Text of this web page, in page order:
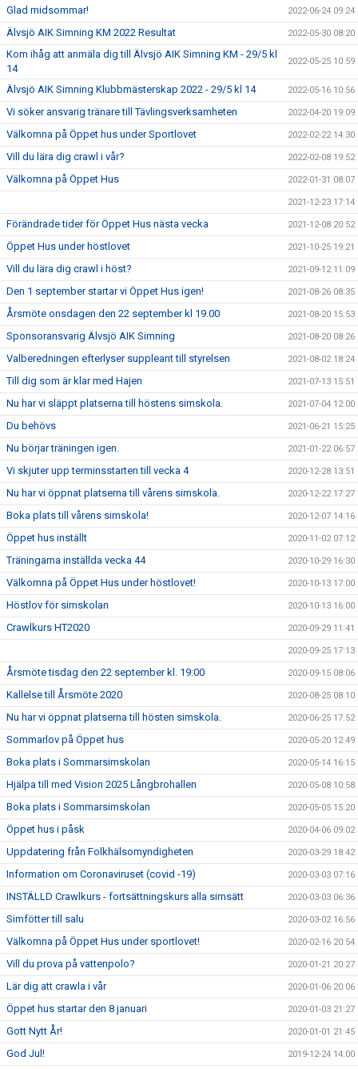
Glad midsommar! 2022-06-24 09:24
Älvsjö AIK Simning KM 2022 Resultat 2022-05-30 08:20
Kom ihåg att anmäla dig till Älvsjö AIK Simning KM - 29/5 kl
14
2022-05-25 10:59
Älvsjö AIK Simning Klubbmästerskap 2022 - 29/5 kl 14 2022-05-16 10:56
Vi söker ansvarig tränare till Tävlingsverksamheten 2022-04-20 19:09
Välkomna på Öppet hus under Sportlovet 2022-02-22 14:30
Vill du lära dig crawl i vår? 2022-02-08 19:52
Välkomna på Öppet Hus 2022-01-31 08:07
2021-12-23 17:14
Förändrade tider för Öppet Hus nästa vecka 2021-12-08 20:52
Öppet Hus under höstlovet 2021-10-25 19:21
Vill du lära dig crawl i höst? 2021-09-12 11:09
Den 1 september startar vi Öppet Hus igen! 2021-08-26 08:35
Årsmöte onsdagen den 22 september kl 19.00 2021-08-20 15:53
Sponsoransvarig Älvsjö AIK Simning 2021-08-20 08:26
Valberedningen efterlyser suppleant till styrelsen 2021-08-02 18:24
Till dig som är klar med Hajen 2021-07-13 15:51
Nu har vi släppt platserna till höstens simskola. 2021-07-04 12:00
Du behövs 2021-06-21 15:25
Nu börjar träningen igen. 2021-01-22 06:57
Vi skjuter upp terminsstarten till vecka 4 2020-12-28 13:51
Nu har vi öppnat platserna till vårens simskola. 2020-12-22 17:27
Boka plats till vårens simskola! 2020-12-07 14:16
Öppet hus inställt 2020-11-02 07:12
Träningarna inställda vecka 44 2020-10-29 16:30
Välkomna på Öppet Hus under höstlovet! 2020-10-13 17:00
Höstlov för simskolan 2020-10-13 16:00
Crawlkurs HT2020 2020-09-29 11:41
2020-09-25 17:13
Årsmöte tisdag den 22 september kl. 19:00 2020-09-15 08:06
Kallelse till Årsmöte 2020 2020-08-25 08:10
Nu har vi öppnat platserna till hösten simskola. 2020-06-25 17:52
Sommarlov på Öppet hus 2020-05-20 12:49
Boka plats i Sommarsimskolan 2020-05-14 16:15
Hjälpa till med Vision 2025 Långbrohallen 2020-05-08 10:58
Boka plats i Sommarsimskolan 2020-05-05 15:20
Öppet hus i påsk 2020-04-06 09:02
Uppdatering från Folkhälsomyndigheten 2020-03-29 18:42
Information om Coronaviruset (covid -19) 2020-03-03 07:16
INSTÄLLD Crawlkurs - fortsättningskurs alla simsätt 2020-03-03 06:36
Simfötter till salu 2020-03-02 16:56
Välkomna på Öppet Hus under sportlovet! 2020-02-16 20:54
Vill du prova på vattenpolo? 2020-01-21 20:27
Lär dig att crawla i vår 2020-01-06 20:06
Öppet hus startar den 8 januari 2020-01-03 21:27
Gott Nytt År! 2020-01-01 21:45
God Jul! 2019-12-24 14:00